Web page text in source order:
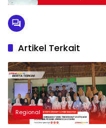
Artikel Terkait
Regional